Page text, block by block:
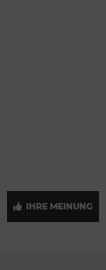
IHRE MEINUNG